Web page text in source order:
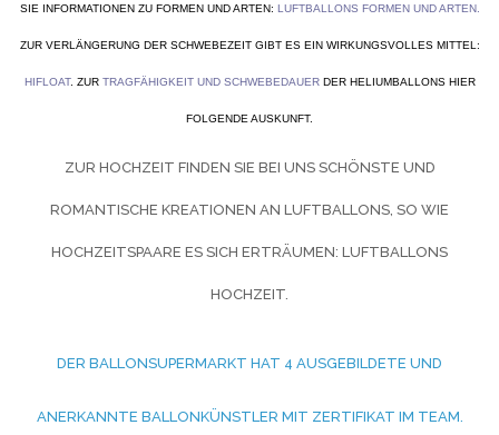
SIE INFORMATIONEN ZU FORMEN UND ARTEN: LUFTBALLONS FORMEN UND ARTEN.
ZUR VERLÄNGERUNG DER SCHWEBEZEIT GIBT ES EIN WIRKUNGSVOLLES MITTEL:
HIFLOAT. ZUR TRAGFÄHIGKEIT UND SCHWEBEDAUERDER HELIUMBALLONS HIER
FOLGENDE AUSKUNFT.
ZUR HOCHZEIT FINDEN SIE BEI UNS SCHÖNSTE UND
ROMANTISCHE KREATIONEN AN LUFTBALLONS, SO WIE
HOCHZEITSPAARE ES SICH ERTRÄUMEN: LUFTBALLONS
HOCHZEIT.
DER BALLONSUPERMARKT HAT 4 AUSGEBILDETE UND
ANERKANNTE BALLONKÜNSTLER MIT ZERTIFIKAT IM TEAM.